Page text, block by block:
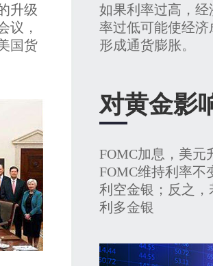
升级
议，
国货
如果利率过高，经
率过低可能使经济
形成通货膨胀。
对黄金影
FOMC加息，美元
FOMC维持利率不
利空金银；反之，
利多金银